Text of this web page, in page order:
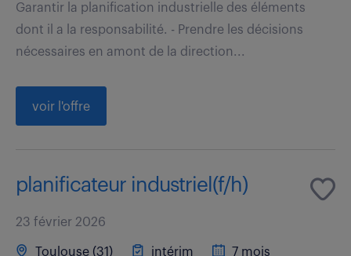
Garantir la planification industrielle des éléments
dont il a la responsabilité. - Prendre les décisions
nécessaires en amont de la direction...
voir l'offre
planificateur industriel(f/h)
23 février 2026
Toulouse (31) intérim 7 mois